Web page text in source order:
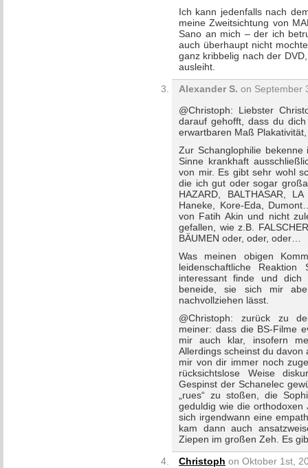
Ich kann jedenfalls nach
meine Zweitsichtung von
Sano an mich – der ich
auch überhaupt nicht
ganz kribbelig nach der
ausleiht.
Alexander S. on September
@Christoph: Liebster
darauf gehofft, dass du
erwartbaren Maß
Zur Schanglophilie
Sinne krankhaft
von mir. Es gibt sehr wohl
die ich gut oder sogar
HAZARD, BALTHASAR,
Haneke, Kore-Eda,
von Fatih Akin und nicht
gefallen, wie z.B.
BÄUMEN oder, oder, oder…
Was meinen obigen
leidenschaftliche
interessant finde und
beneide, sie sich mir
nachvollziehen lässt.
@Christoph: zurück zu
meiner: dass die BS-Filme
mir auch klar, insofern
Allerdings scheinst du
mir von dir immer noch
rücksichtslose Weise
Gespinst der Schanelec
„rues“ zu stoßen, die
geduldig wie die
sich irgendwann eine
kam dann auch
Ziepen im großen Zeh. Es
Christoph on Oktober 1st,